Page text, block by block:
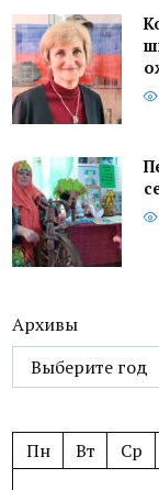
Архивы
Пн Вт Ср